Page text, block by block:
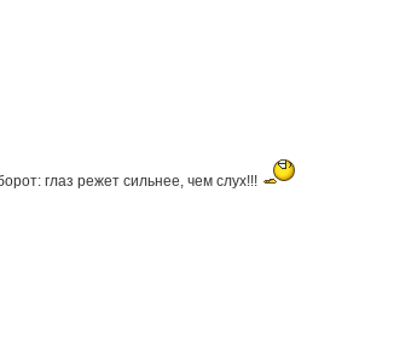
глаз режет сильнее, чем слух!!!